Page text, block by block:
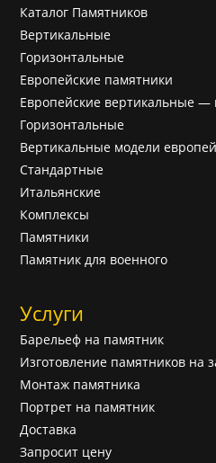
Каталог Памятников
Вертикальные
Горизонтальные
Европейские памятники
Европейские вертикальные —
Горизонтальные
Вертикальные модели
Cтандартные
Итальянские
Комплексы
Памятники
Памятник для военного
Услуги
Барельеф на памятник
Изготовление памятников на
Монтаж памятника
Портрет на памятник
Доставка
Запросит цену